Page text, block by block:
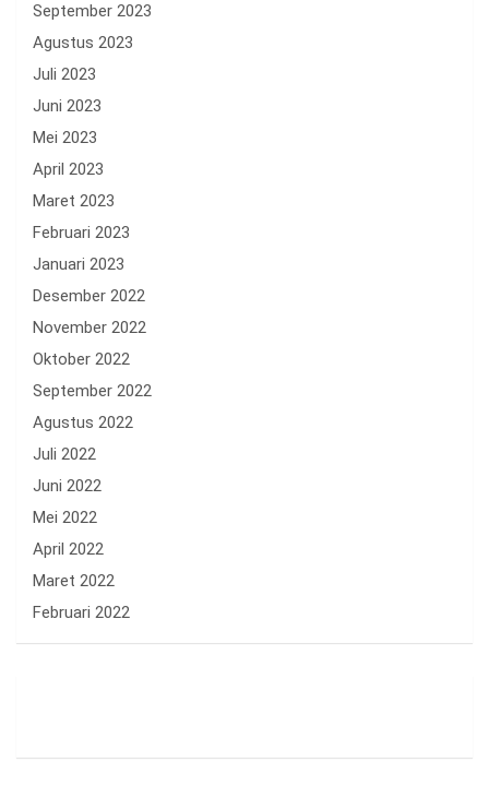
September 2023
Agustus 2023
Juli 2023
Juni 2023
Mei 2023
April 2023
Maret 2023
Februari 2023
Januari 2023
Desember 2022
November 2022
Oktober 2022
September 2022
Agustus 2022
Juli 2022
Juni 2022
Mei 2022
April 2022
Maret 2022
Februari 2022